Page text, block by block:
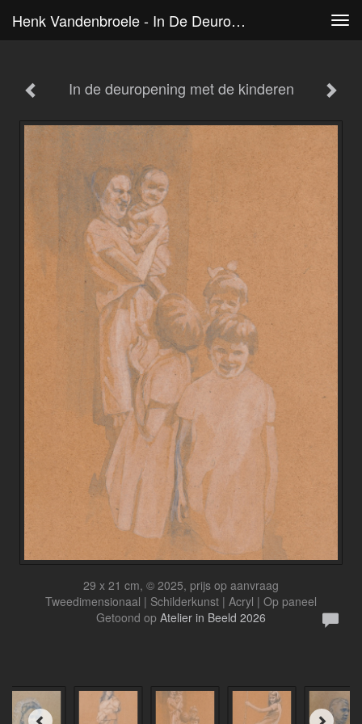
Henk Vandenbroele - In De Deuropening Met De Kinderen
In de deuropening met de kinderen
29 x 21 cm, © 2025, prijs op aanvraag
Tweedimensionaal | Schilderkunst | Acryl | Op paneel
Getoond op Atelier in Beeld 2026